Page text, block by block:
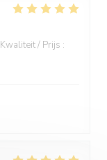
Kwaliteit / Prijs :